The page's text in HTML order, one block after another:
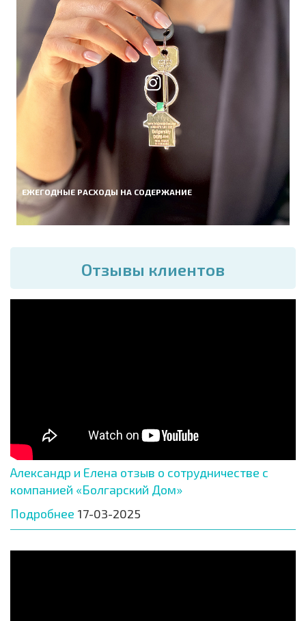
ЕЖЕГОДНЫЕ РАСХОДЫ НА СОДЕРЖАНИЕ
Отзывы клиентов
Александр и Елена отзыв о сотрудничестве с
компанией «Болгарский Дом»
Подробнее 17-03-2025